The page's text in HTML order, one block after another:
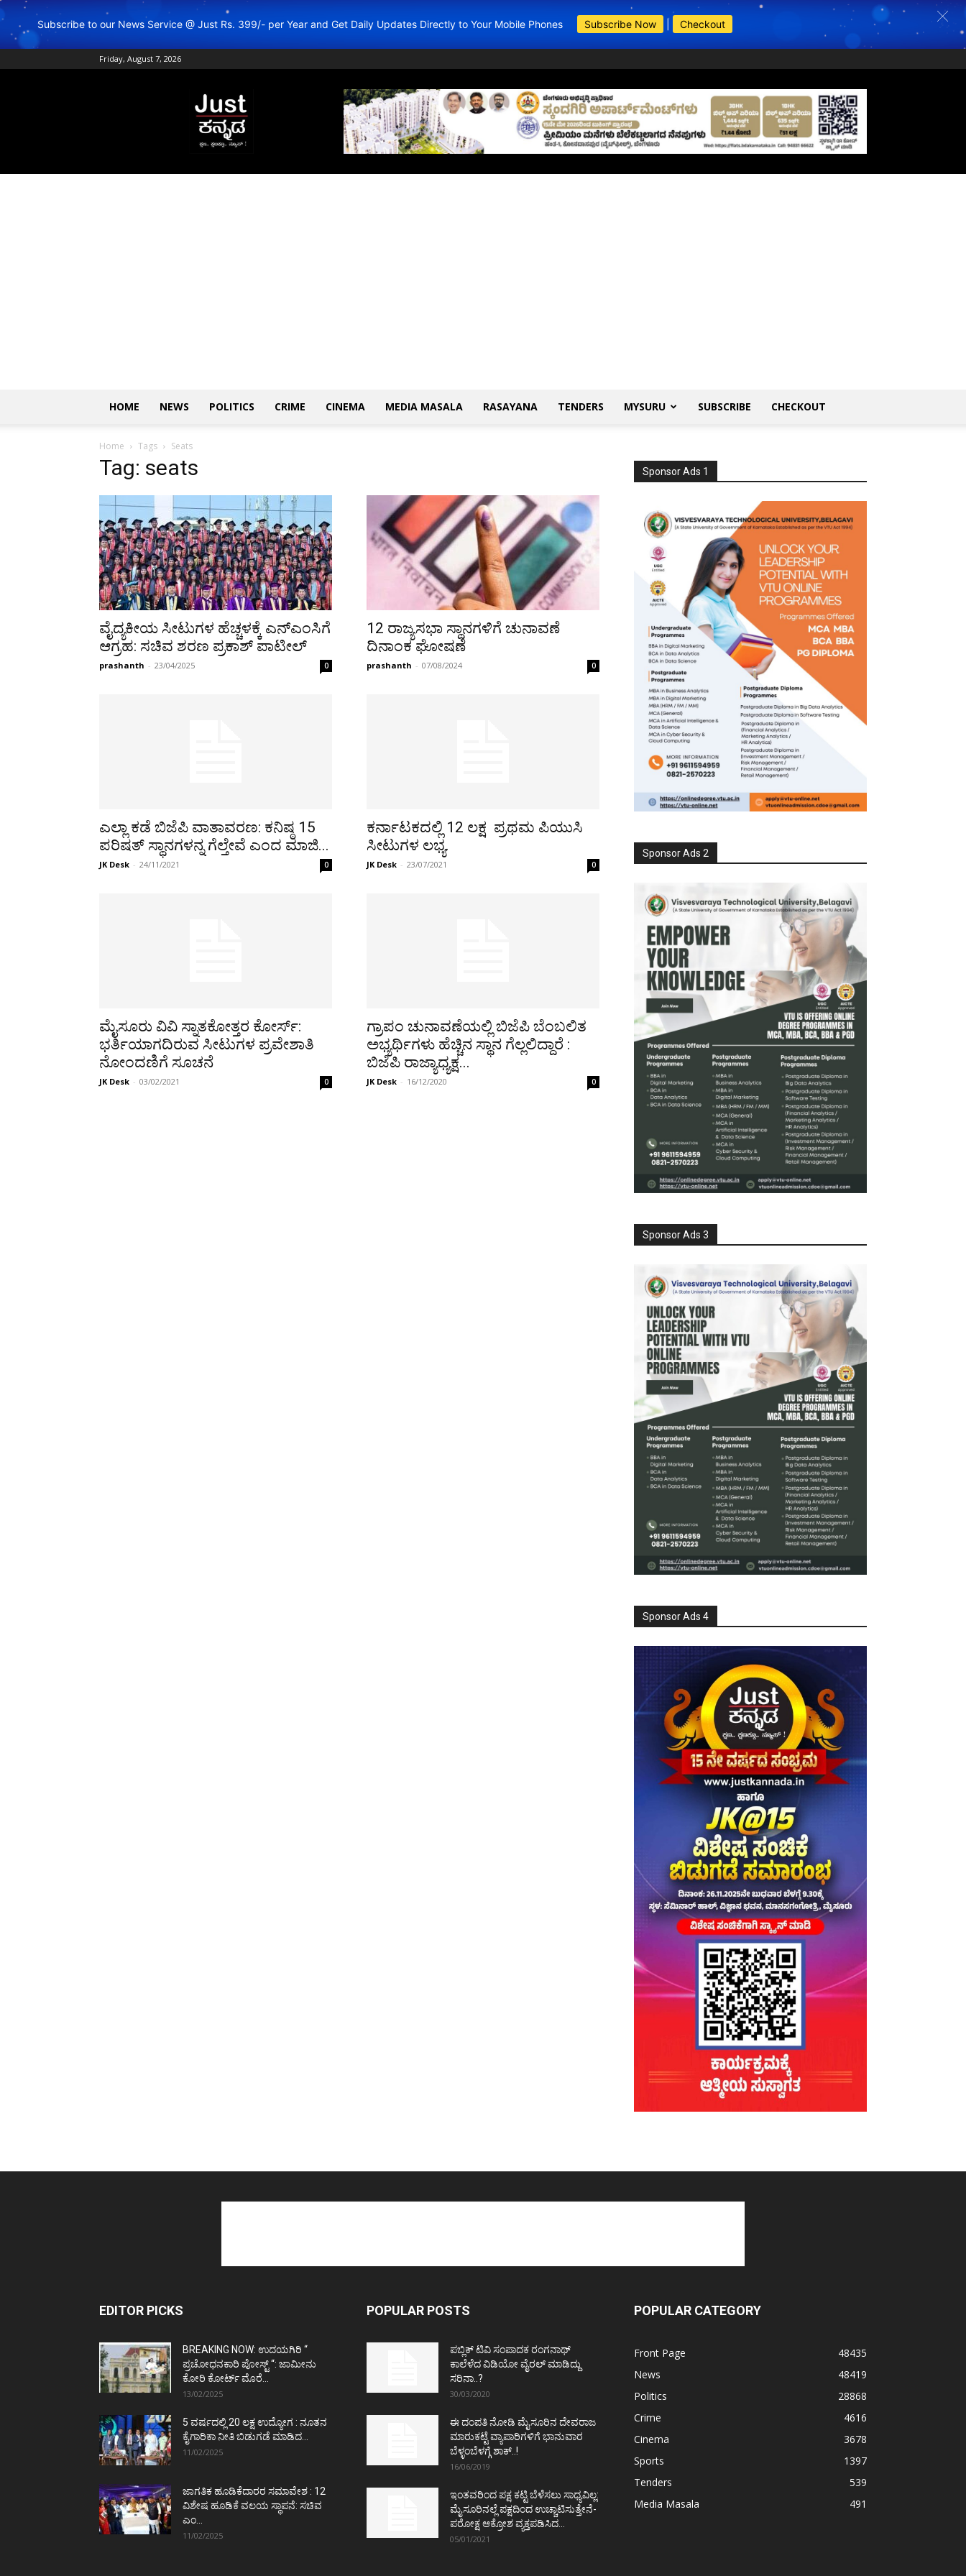
Subscribe to our News Service @ Just Rs. 399/- per Year and Get Daily Updates Directly to Your Mobile Phones Subscribe Now Checkout
Friday, August 7, 2026
Just
Kannada
–
Online
News
ಕನ್ನಡ
BDA Apartments
HOME NEWS POLITICS CRIME CINEMA MEDIA MASALA RASAYANA TENDERS MYSURU SUBSCRIBE CHECKOUT
Home Tags Seats
Tag: seats
ವೈದ್ಯಕೀಯ ಸೀಟುಗಳ ಹೆಚ್ಚಳಕ್ಕೆ ಎನ್‌ಎಂಸಿಗೆ
ಆಗ್ರಹ: ಸಚಿವ ಶರಣ ಪ್ರಕಾಶ್ ಪಾಟೀಲ್
prashanth - 23/04/2025 0
12 ರಾಜ್ಯಸಭಾ ಸ್ಥಾನಗಳಿಗೆ ಚುನಾವಣೆ
ದಿನಾಂಕ ಘೋಷಣೆ
prashanth - 07/08/2024 0
ಎಲ್ಲಾ ಕಡೆ ಬಿಜೆಪಿ ವಾತಾವರಣ: ಕನಿಷ್ಠ 15
ಪರಿಷತ್ ಸ್ಥಾನಗಳನ್ನ ಗೆಲ್ತೇವೆ ಎಂದ ಮಾಜಿ...
JK Desk - 24/11/2021 0
ಕರ್ನಾಟಕದಲ್ಲಿ 12 ಲಕ್ಷ ಪ್ರಥಮ ಪಿಯುಸಿ
ಸೀಟುಗಳ ಲಭ್ಯ.
JK Desk - 23/07/2021 0
ಮೈಸೂರು ವಿವಿ ಸ್ನಾತಕೋತ್ತರ ಕೋರ್ಸ್:
ಭರ್ತಿಯಾಗದಿರುವ ಸೀಟುಗಳ ಪ್ರವೇಶಾತಿ
ನೋಂದಣಿಗೆ ಸೂಚನೆ
JK Desk - 03/02/2021 0
ಗ್ರಾಪಂ ಚುನಾವಣೆಯಲ್ಲಿ ಬಿಜೆಪಿ ಬೆಂಬಲಿತ
ಅಭ್ಯರ್ಥಿಗಳು ಹೆಚ್ಚಿನ ಸ್ಥಾನ ಗೆಲ್ಲಲಿದ್ದಾರೆ :
ಬಿಜೆಪಿ ರಾಜ್ಯಾಧ್ಯಕ್ಷ...
JK Desk - 16/12/2020 0
Sponsor Ads 1
Sponsor Ads 2
Sponsor Ads 3
Sponsor Ads 4
EDITOR PICKS
BREAKING NOW: ಉದಯಗಿರಿ “
ಪ್ರಚೋಧನಕಾರಿ ಪೋಸ್ಟ್‌ “: ಜಾಮೀನು
ಕೋರಿ ಕೋರ್ಟ್‌ ಮೊರೆ...
13/02/2025
5 ವರ್ಷದಲ್ಲಿ 20 ಲಕ್ಷ ಉದ್ಯೋಗ : ನೂತನ
ಕೈಗಾರಿಕಾ ನೀತಿ ಬಿಡುಗಡೆ ಮಾಡಿದ...
11/02/2025
ಜಾಗತಿಕ ಹೂಡಿಕೆದಾರರ ಸಮಾವೇಶ : 12
ವಿಶೇಷ ಹೂಡಿಕೆ ವಲಯ ಸ್ಥಾಪನೆ: ಸಚಿವ
ಎಂ...
11/02/2025
POPULAR POSTS
ಪಬ್ಲಿಕ್ ಟಿವಿ ಸಂಪಾದಕ ರಂಗನಾಥ್
ಕಾಲೆಳೆದ ವಿಡಿಯೋ ವೈರಲ್ ಮಾಡಿದ್ದು
ಸರಿನಾ..?
30/03/2020
ಈ ದಂಪತಿ ನೋಡಿ ಮೈಸೂರಿನ ದೇವರಾಜ
ಮಾರುಕಟ್ಟೆ ವ್ಯಾಪಾರಿಗಳಿಗೆ ಭಾನುವಾರ
ಬೆಳ್ಳಂಬೆಳಗ್ಗೆ ಶಾಕ್..!
16/06/2019
ಇಂತವರಿಂದ ಪಕ್ಷ ಕಟ್ಟಿ ಬೆಳೆಸಲು ಸಾಧ್ಯವಿಲ್ಲ:
ಮೈಸೂರಿನಲ್ಲೆ ಪಕ್ಷದಿಂದ ಉಚ್ಚಾಟಿಸುತ್ತೇನೆ-
ಪರೋಕ್ಷ ಆಕ್ರೋಶ ವ್ಯಕ್ತಪಡಿಸಿದ...
05/01/2021
POPULAR CATEGORY
Front Page
48435
News
48419
Politics
28868
Crime
4616
Cinema
3678
Sports
1397
Tenders
539
Media Masala
491